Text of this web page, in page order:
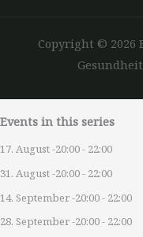
Copyright ©
Events in this series
17. August -20:00- 22:00
31. August -20:00- 22:00
14. September -20:00- 22:00
28. September -20:00- 22:00